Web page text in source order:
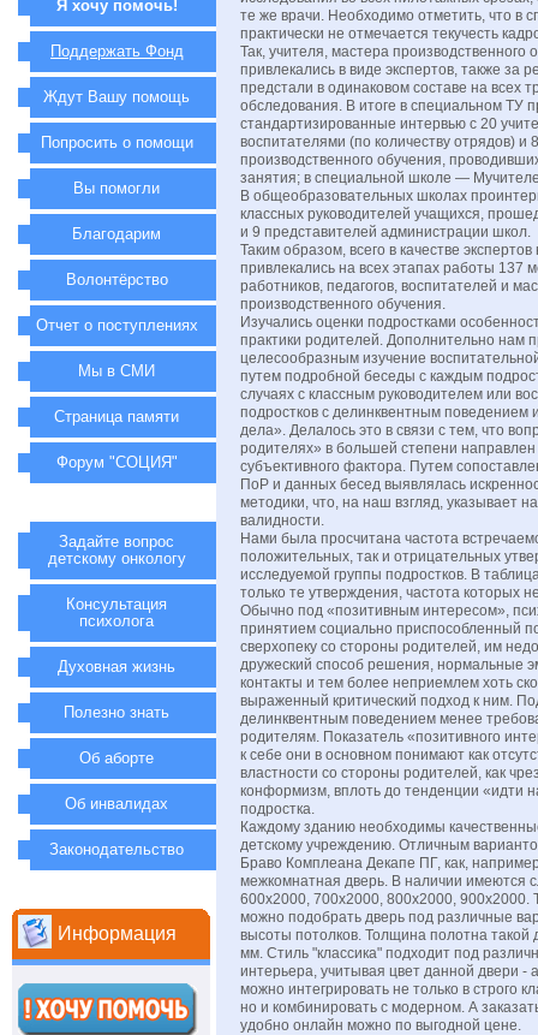
те же врачи. Необходимо отметить, что в
практически не отмечается текучесть
Так, учителя, мастера производственного
привлекались в виде экспертов, также за
предстали в одинаковом составе на всех
обследования. В итоге в специальном ТУ
стандартизированные интервью с 20
воспитателями (по количеству отрядов) и
производственного обучения,
занятия; в специальной школе —
В общеобразовательных школах
классных руководителей учащихся,
и 9 представителей администрации школ.
Таким образом, всего в качестве
привлекались на всех этапах работы 137
работников, педагогов, воспитателей и
производственного обучения.
Изучались оценки подростками
практики родителей. Дополнительно нам
целесообразным изучение
путем подробной беседы с каждым
случаях с классным руководителем или
подростков с делинквентным поведением
дела». Делалось это в связи с тем, что
родителях» в большей степени направлен
субъективного фактора. Путем
ПоР и данных бесед выявлялась
методики, что, на наш взгляд, указывает
валидности.
Нами была просчитана частота
положительных, так и отрицательных
исследуемой группы подростков. В
только те утверждения, частота которых
Обычно под «позитивным интересом»,
принятием социально приспособленный
сверхопеку со стороны родителей, им
дружеский способ решения, нормальные
контакты и тем более неприемлем хоть
выраженный критический подход к ним.
делинквентным поведением менее
родителям. Показатель «позитивного
к себе они в основном понимают как
властности со стороны родителей, как
конформизм, вплоть до тенденции «идти
подростка.
Каждому зданию необходимы
детскому учреждению. Отличным
Браво Комплеана Декапе ПГ, как,
межкомнатная дверь. В наличии имеются
600x2000, 700x2000, 800x2000, 900x2000.
можно подобрать дверь под различные
высоты потолков. Толщина полотна такой
мм. Стиль "классика" подходит под
интерьера, учитывая цвет данной двери -
можно интегрировать не только в строго
но и комбинировать с модерном. А
удобно онлайн можно по выгодной цене.
Я хочу помочь!
Поддержать Фонд
Ждут Вашу помощь
Попросить о помощи
Вы помогли
Благодарим
Волонтёрство
Отчет о поступлениях
Мы в СМИ
Страница памяти
Форум "СОЦИЯ"
Задайте вопрос
детскому онкологу
Консультация
психолога
Духовная жизнь
Полезно знать
Об аборте
Об инвалидах
Законодательство
Информация